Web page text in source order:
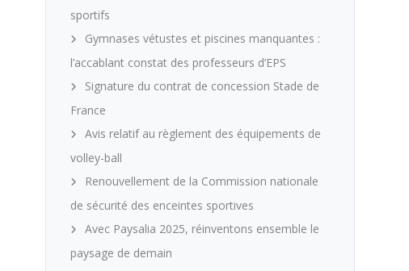
sportifs
Gymnases vétustes et piscines manquantes :
l’accablant constat des professeurs d’EPS
Signature du contrat de concession Stade de
France
Avis relatif au règlement des équipements de
volley-ball
Renouvellement de la Commission nationale
de sécurité des enceintes sportives
Avec Paysalia 2025, réinventons ensemble le
paysage de demain